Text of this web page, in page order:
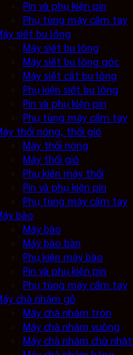
Pin và phụ kiện pin
Phụ tùng máy cầm tay
siết bu lông
Máy siết bu lông
Máy siết bu lông góc
Máy siết cắt bu lông
Phụ kiện siết bu lông
Pin và phụ kiện pin
Phụ tùng máy cầm tay
thổi nóng, thổi gió
Máy thổi nóng
Máy thổi gió
Phụ kiện máy thổi
Pin và phụ kiện pin
Phụ tùng máy cầm tay
bào
Máy bào
Máy bào bàn
Phụ kiện máy bào
Pin và phụ kiện pin
Phụ tùng máy cầm tay
chà nhám gỗ
Máy chà nhám tròn
Máy chà nhám vuông
Máy chà nhám chữ nhật